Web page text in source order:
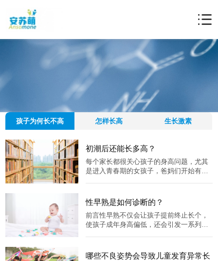
孩子为何长不高 怎样长高 生长激素
初潮后还能长多高？
每个家长都很关心孩子的身高问题，尤其
是进入青春期的女孩子，爸妈们开始有了
还能长多少?以下这篇科普希望能帮助宝爸
宝妈和孩子们一起顺利地度过这个时期。
01、什么是青春期？青春期是儿童生
性早熟是如何诊断的？
前言性早熟不仅会让孩子提前终止长个，
使孩子成年身高偏低，还会引发一系列的
都是不同的，为了便于医生有针对性地进
哪些不良姿势会导致儿童发育异常长